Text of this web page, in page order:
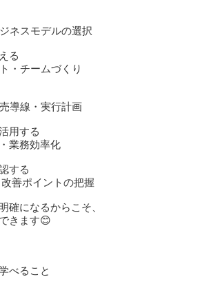
ネスモデルの選択
る
・チームづくり
導線・実行計画
用する
業務効率化
する
善ポイントの把握
確になるからこそ、
きます😊
べること